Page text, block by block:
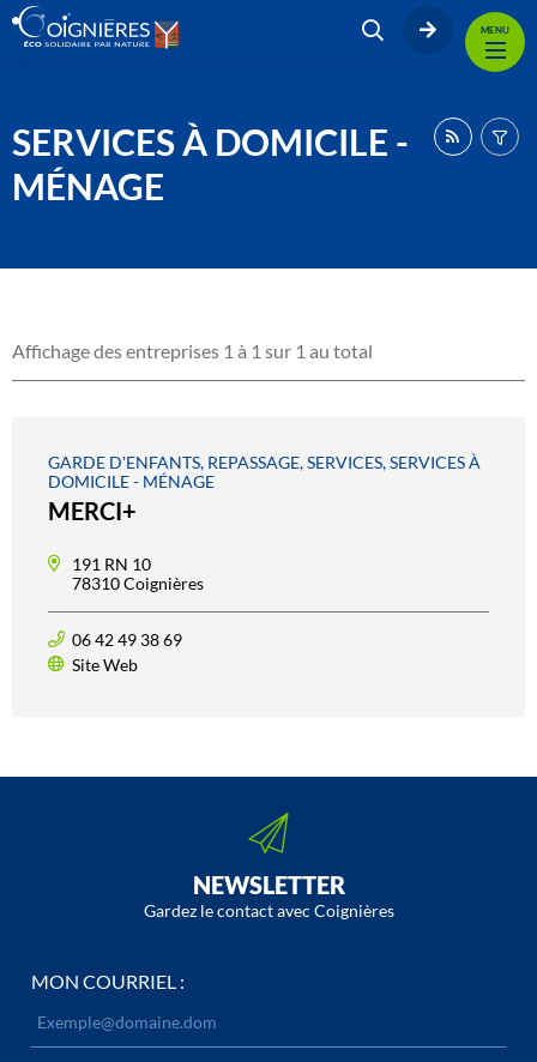
MENU
SERVICES À DOMICILE -
MÉNAGE
Affichage des entreprises 1 à 1 sur 1 au total
GARDE D'ENFANTS, REPASSAGE, SERVICES, SERVICES À
DOMICILE - MÉNAGE
MERCI+
191 RN 10
78310 Coignières
06 42 49 38 69
Site Web
NEWSLETTER
Gardez le contact avec Coignières
MON COURRIEL :